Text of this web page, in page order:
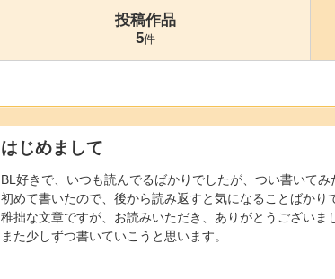
投稿作品
5件
はじめまして
BL好きで、いつも読んでるばかりでしたが、つい書いてみ
初めて書いたので、後から読み返すと気になることばかり
稚拙な文章ですが、お読みいただき、ありがとうございま
また少しずつ書いていこうと思います。